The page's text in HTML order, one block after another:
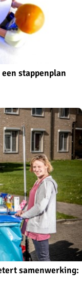
stappenplan
samenwerking: